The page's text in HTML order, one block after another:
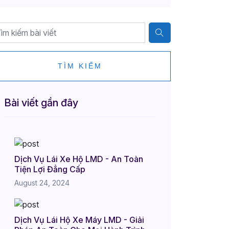
TÌM KIẾM
Bài viết gần đây
Dịch Vụ Lái Xe Hộ LMD - An Toàn
Tiện Lợi Đẳng Cấp
August 24, 2024
Dịch Vụ Lái Hộ Xe Máy LMD - Giải